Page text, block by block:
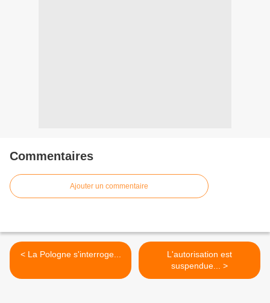
Commentaires
Ajouter un commentaire
< La Pologne s'interroge...
L'autorisation est
suspendue... >